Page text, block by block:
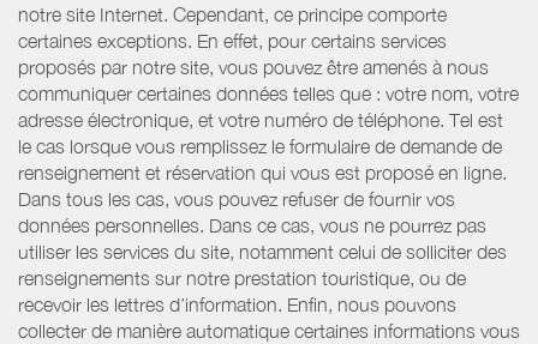
notre site Internet. Cependant, ce principe comporte
certaines exceptions. En effet, pour certains services
proposés par notre site, vous pouvez être amenés à nous
communiquer certaines données telles que : votre nom, votre
adresse électronique, et votre numéro de téléphone. Tel est
le cas lorsque vous remplissez le formulaire de demande de
renseignement et réservation qui vous est proposé en ligne.
Dans tous les cas, vous pouvez refuser de fournir vos
données personnelles. Dans ce cas, vous ne pourrez pas
utiliser les services du site, notamment celui de solliciter des
renseignements sur notre prestation touristique, ou de
recevoir les lettres d’information. Enfin, nous pouvons
collecter de manière automatique certaines informations vous